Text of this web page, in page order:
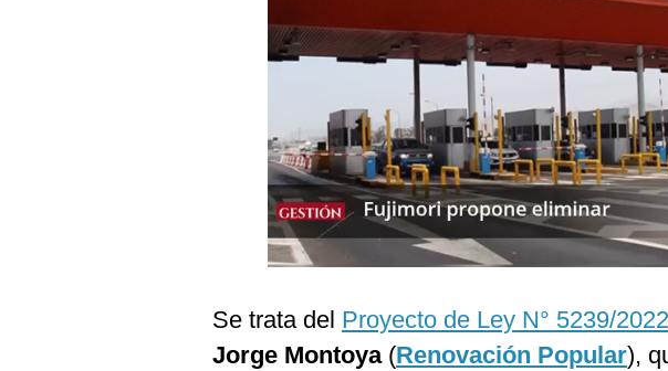
Se trata del Proyecto de Ley N° 5239/
Jorge Montoya(Renovación Popular),